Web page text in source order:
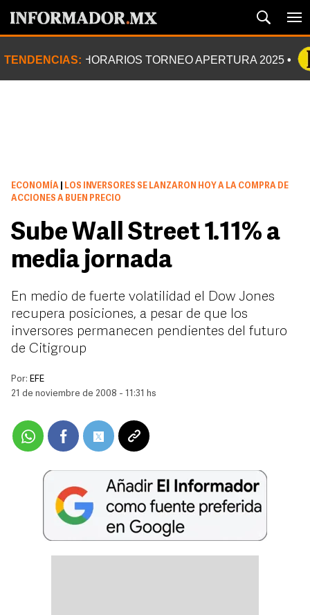
TENDENCIAS: HORARIOS TORNEO APERTURA 2025
ECONOMÍA
LOS INVERSORES SE LANZARON HOY A LA COMPRA DE
ACCIONES A BUEN PRECIO
Sube Wall Street 1.11% a
media jornada
En medio de fuerte volatilidad el Dow Jones
recupera posiciones, a pesar de que los
inversores permanecen pendientes del futuro
de Citigroup
Por: EFE
21 de noviembre de 2008 - 11:31 hs